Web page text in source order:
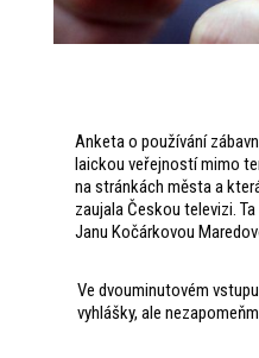
Anketa o používání
laickou veřejností mimo
na stránkách města a
zaujala Českou televizi.
Janu Kočárkovou
Ve dvouminutovém
vyhlášky, ale